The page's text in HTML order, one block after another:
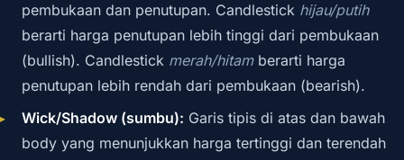
pembukaan dan penutupan. Candlestick hijau/putih
berarti harga penutupan lebih tinggi dari pembukaan
(bullish). Candlestick merah/hitamberarti harga
penutupan lebih rendah dari pembukaan (bearish).
Wick/Shadow (sumbu): Garis tipis di atas dan bawah
body yang menunjukkan harga tertinggi dan terendah